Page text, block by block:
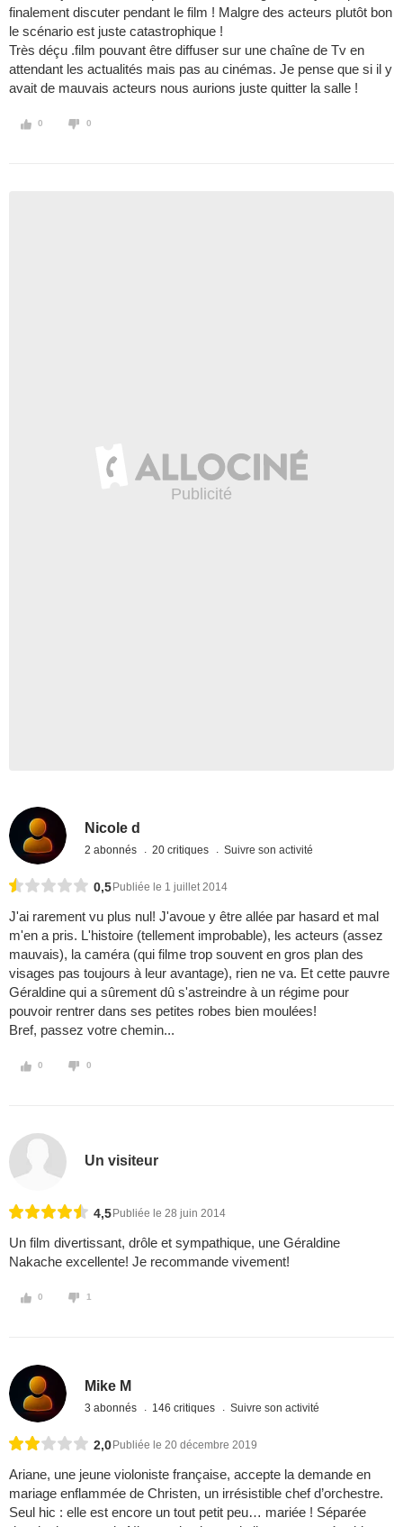
finalement discuter pendant le film ! Malgre des acteurs plutôt bon
le scénario est juste catastrophique !
Très déçu .film pouvant être diffuser sur une chaîne de Tv en
attendant les actualités mais pas au cinémas. Je pense que si il y
avait de mauvais acteurs nous aurions juste quitter la salle !
0 0
Nicole d
2 abonnés 20 critiques Suivre son activité
0,5 Publiée le 1 juillet 2014
J'ai rarement vu plus nul! J'avoue y être allée par hasard et mal
m'en a pris. L'histoire (tellement improbable), les acteurs (assez
mauvais), la caméra (qui filme trop souvent en gros plan des
visages pas toujours à leur avantage), rien ne va. Et cette pauvre
Géraldine qui a sûrement dû s'astreindre à un régime pour
pouvoir rentrer dans ses petites robes bien moulées!
Bref, passez votre chemin...
0 0
Un visiteur
4,5 Publiée le 28 juin 2014
Un film divertissant, drôle et sympathique, une Géraldine
Nakache excellente! Je recommande vivement!
0 1
Mike M
3 abonnés 146 critiques Suivre son activité
2,0 Publiée le 20 décembre 2019
Ariane, une jeune violoniste française, accepte la demande en
mariage enflammée de Christen, un irrésistible chef d’orchestre.
Seul hic : elle est encore un tout petit peu… mariée ! Séparée